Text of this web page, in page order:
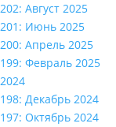
202: Август 2025
201: Июнь 2025
200: Апрель 2025
199: Февраль 2025
2024
198: Декабрь 2024
197: Октябрь 2024